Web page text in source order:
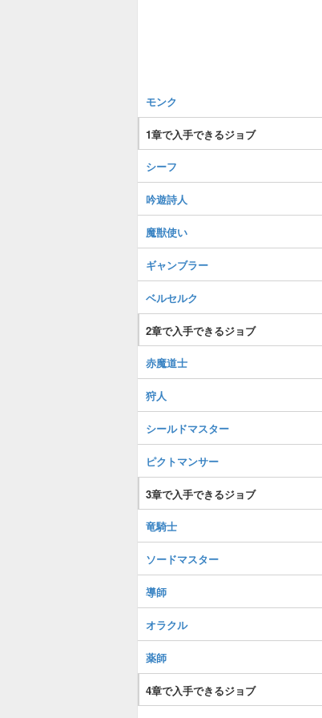
モンク
1章で入手できるジョブ
シーフ
吟遊詩人
魔獣使い
ギャンブラー
ベルセルク
2章で入手できるジョブ
赤魔道士
狩人
シールドマスター
ピクトマンサー
3章で入手できるジョブ
竜騎士
ソードマスター
導師
オラクル
薬師
4章で入手できるジョブ